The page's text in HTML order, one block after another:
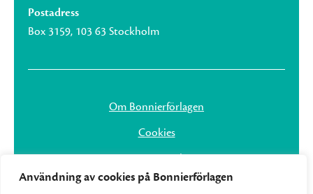
Användning av cookies på Bonnierförlagen
Postadress
Box 3159, 103 63 Stockholm
Om Bonnierförlagen
Cookies
Integritetspolicy